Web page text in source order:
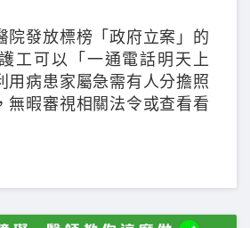
院發放標榜「政府立案」的
工可以「一通電話明天上
用病患家屬急需有人分擔照
無暇審視相關法令或查看看